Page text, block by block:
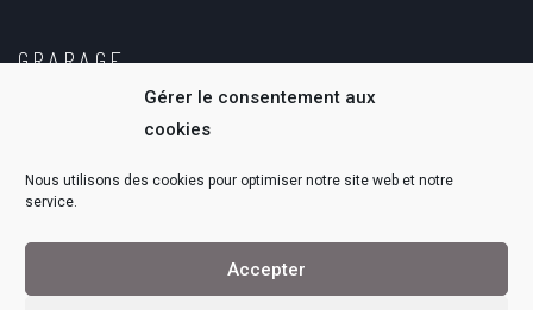
Gérer le consentement aux
cookies
Nous utilisons des cookies pour optimiser notre site web et notre
service.
Accepter
GRARAGE
Notre Histoire